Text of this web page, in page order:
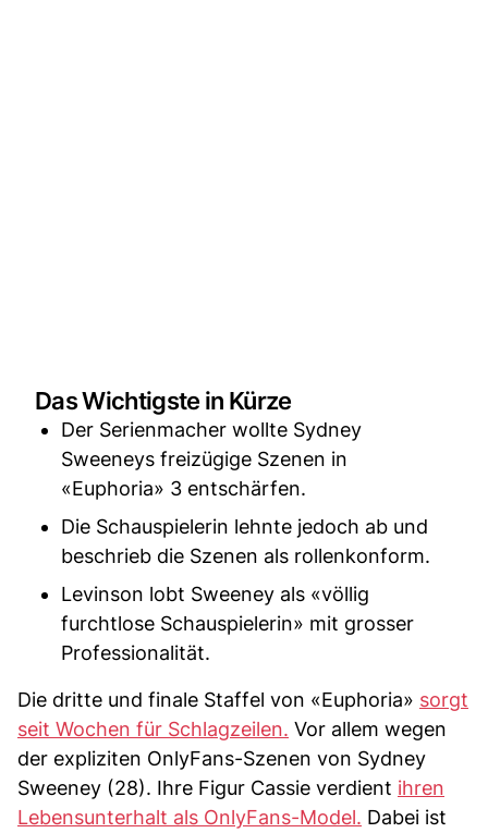
Das Wichtigste in Kürze
Der Serienmacher wollte Sydney
Sweeneys freizügige Szenen in
«Euphoria» 3 entschärfen.
Die Schauspielerin lehnte jedoch ab und
beschrieb die Szenen als rollenkonform.
Levinson lobt Sweeney als «völlig
furchtlose Schauspielerin» mit grosser
Professionalität.
Die dritte und finale Staffel von «Euphoria» sorgt
seit Wochen für Schlagzeilen. Vor allem wegen
der expliziten OnlyFans-Szenen von Sydney
Sweeney (28). Ihre Figur Cassie verdient ihren
Lebensunterhalt als OnlyFans-Model. Dabei ist